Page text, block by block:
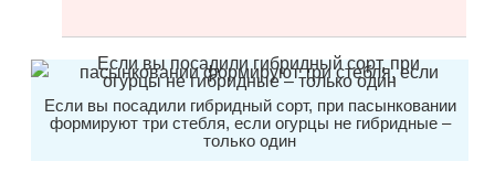
Если вы посадили гибридный сорт, при пасынковании
формируют три стебля, если огурцы не гибридные –
только один